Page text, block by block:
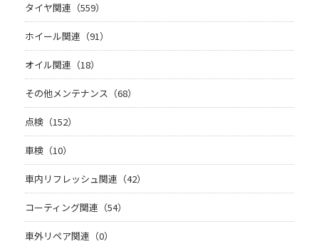
タイヤ関連（559）
ホイール関連（91）
オイル関連（18）
その他メンテナンス（68）
点検（152）
車検（10）
車内リフレッシュ関連（42）
コーティング関連（54）
車外リペア関連（0）